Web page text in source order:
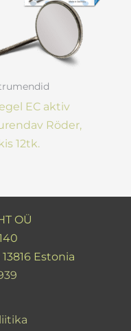
EC aktiv
Röder,
12tk.
OÜ
Estonia